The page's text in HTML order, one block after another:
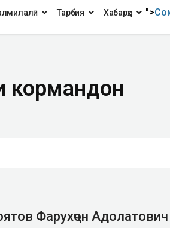
Тарбия Хабарҳо ">
кормандон
Фарухҷон Адолатович